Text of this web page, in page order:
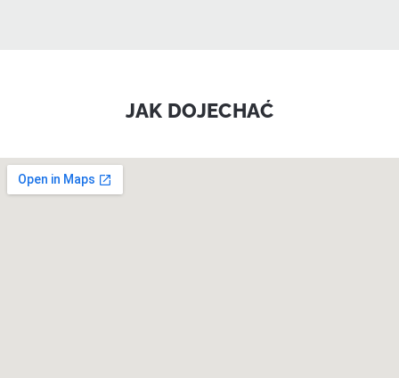
JAK DOJECHAĆ